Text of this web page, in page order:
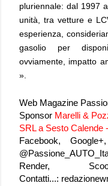
pluriennale: dal 1997
unità, tra vetture e
esperienza,
gasolio per
ovviamente, impatto
».
Web Magazine
Sponsor Marelli &
SRL a Sesto Calende
Facebook,
Render,
Contatti...: